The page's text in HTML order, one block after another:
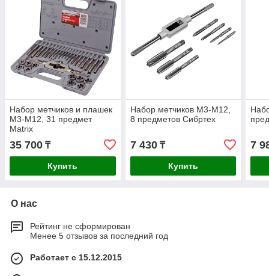
Набор метчиков и плашек
М3-М12, 31 предмет
Matrix
35 700 ₸
Купить
Набор метчиков М3-М12,
8 предметов Сибртех
7 430₸
Купить
7
О нас
Рейтинг не сформирован
Менее 5 отзывов за последний год
Работает с 15.12.2015